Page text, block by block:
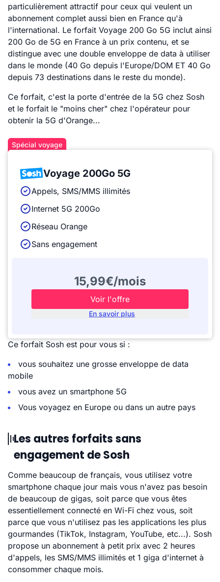
particulièrement attractif pour ceux qui veulent un
abonnement complet aussi bien en France qu'à
l'international. Le forfait Voyage 200 Go 5G inclut ainsi
200 Go de 5G en France à un prix contenu, et se
distingue avec une double enveloppe de data à utiliser
dans le monde (40 Go depuis l'Europe/DOM ET 40 Go
depuis 73 destinations dans le reste du monde).
Ce forfait, c'est la porte d'entrée de la 5G chez Sosh
et le forfait le "moins cher" chez l'opérateur pour
obtenir la 5G d'Orange...
Spécial voyage
Voyage 200Go 5G
Appels, SMS/MMS illimités
Internet 5G 200Go
Réseau Orange
Sans engagement
15,99€/mois
Voir l'offre
En savoir plus
Ce forfait Sosh est pour vous si :
vous souhaitez une grosse enveloppe de data
mobile
vous avez un smartphone 5G
Vous voyagez en Europe ou dans un autre pays
Les autres forfaits sans
engagement de Sosh
Comme beaucoup de français, vous utilisez votre
smartphone chaque jour mais vous n'avez pas besoin
de beaucoup de gigas, soit parce que vous êtes
essentiellement connecté en Wi-Fi chez vous, soit
parce que vous n'utilisez pas les applications les plus
gourmandes (TikTok, Instagram, YouTube, etc...). Sosh
propose un abonnement à petit prix avec 2 heures
d'appels, les SMS/MMS illimités et 1 giga d'internet à
consommer chaque mois.